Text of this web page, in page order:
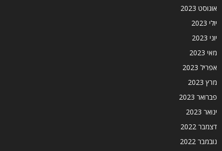
אוגוסט 2023
יולי 2023
יוני 2023
מאי 2023
אפריל 2023
מרץ 2023
פברואר 2023
ינואר 2023
דצמבר 2022
נובמבר 2022